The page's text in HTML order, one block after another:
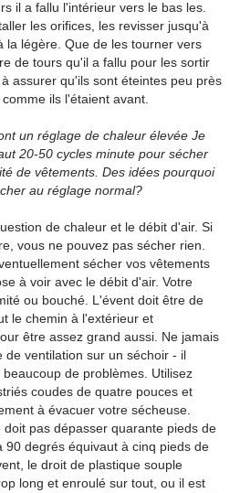
il a fallu l'intérieur vers le bas les.
les orifices, les revisser jusqu'à
la légère. Que de les tourner vers
de tours qu'il a fallu pour les sortir
assurer qu'ils sont éteintes peu près
ils l'étaient avant.
un réglage de chaleur élevée Je
20-50 cycles minute pour sécher
de vêtements. Des idées pourquoi
au réglage normal?
de chaleur et le débit d'air. Si
vous ne pouvez pas sécher rien.
sécher vos vêtements
à voir avec le débit d'air. Votre
ou bouché. L'évent doit être de
le chemin à l'extérieur et
être assez grand aussi. Ne jamais
de ventilation sur un séchoir - il
de problèmes. Utilisez
coudes de quatre pouces et
à évacuer votre sécheuse.
pas dépasser quarante pieds de
90 degrés équivaut à cinq pieds de
le droit de plastique souple
long et enroulé sur tout, ou il est